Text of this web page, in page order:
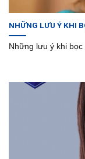
NHỮNG LƯU Ý KHI
Những lưu ý khi